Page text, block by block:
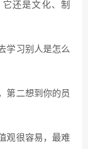
还是文化、制
学习别人是怎么
第二想到你的员
观很容易，最难